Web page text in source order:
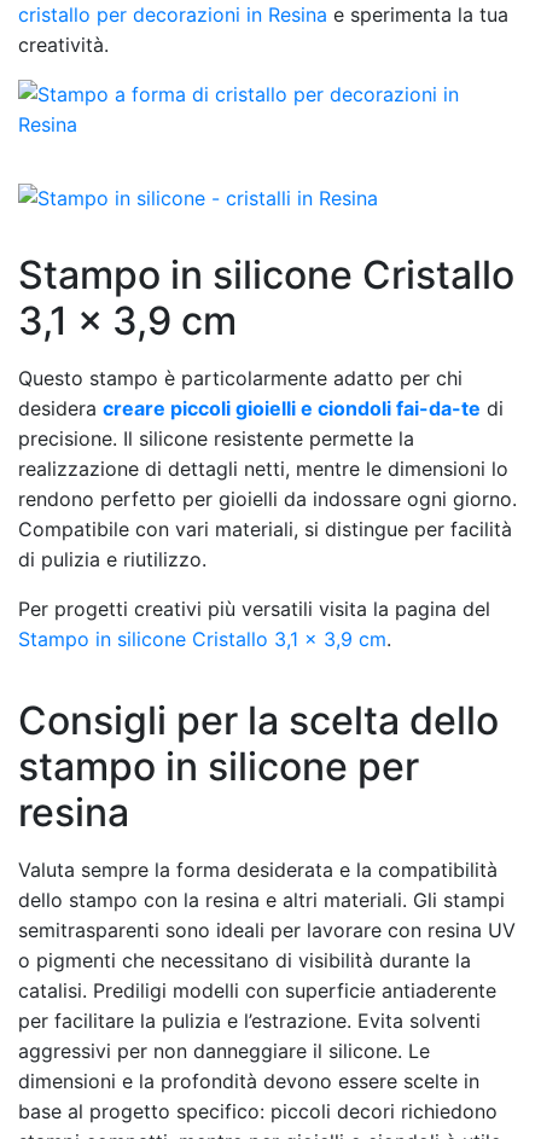
cristallo per decorazioni in Resina e sperimenta la tua
creatività.
Stampo in silicone Cristallo
3,1 x 3,9 cm
Questo stampo è particolarmente adatto per chi
desidera creare piccoli gioielli e ciondoli fai-da-te di
precisione. Il silicone resistente permette la
realizzazione di dettagli netti, mentre le dimensioni lo
rendono perfetto per gioielli da indossare ogni giorno.
Compatibile con vari materiali, si distingue per facilità
di pulizia e riutilizzo.
Per progetti creativi più versatili visita la pagina del
Stampo in silicone Cristallo 3,1 x 3,9 cm.
Consigli per la scelta dello
stampo in silicone per
resina
Valuta sempre la forma desiderata e la compatibilità
dello stampo con la resina e altri materiali. Gli stampi
semitrasparenti sono ideali per lavorare con resina UV
o pigmenti che necessitano di visibilità durante la
catalisi. Prediligi modelli con superficie antiaderente
per facilitare la pulizia e l’estrazione. Evita solventi
aggressivi per non danneggiare il silicone. Le
dimensioni e la profondità devono essere scelte in
base al progetto specifico: piccoli decori richiedono